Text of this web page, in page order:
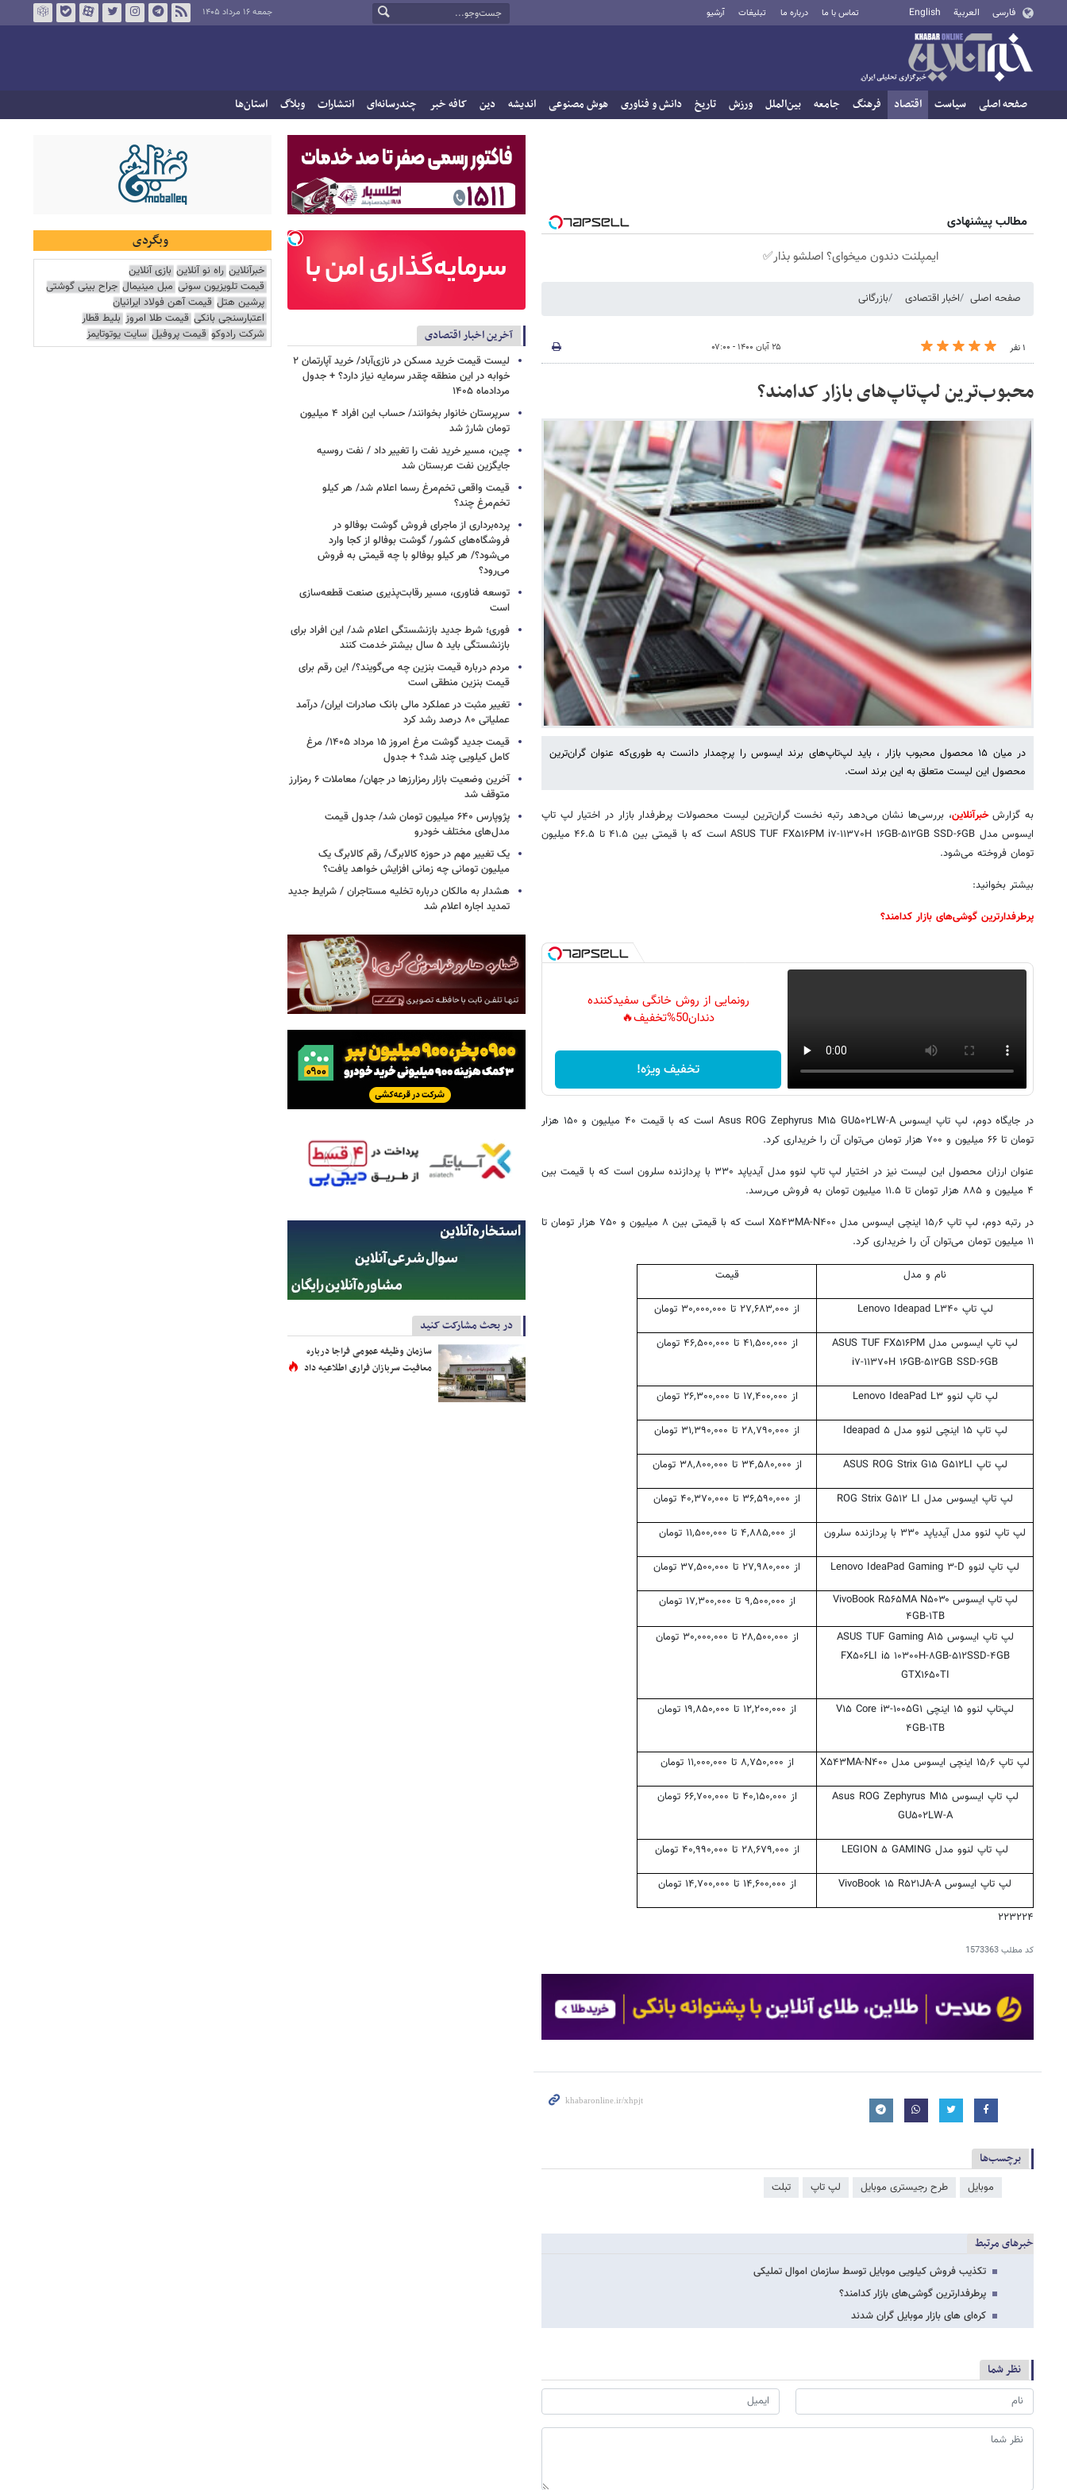
فارسی العربية English تماس با ما درباره ما تبلیغات آرشیو جمعه ۱۶ مرداد ۱۴۰۵
صفحه اصلی سیاست اقتصاد فرهنگ جامعه بین‌الملل ورزش تاریخ دانش و فناوری هوش مصنوعی اندیشه دین کافه خبر چندرسانه‌ای انتشارات وبلاگ استان‌ها
مطالب پیشنهادی
ایمپلنت دندون میخوای؟ اصلشو بذار✅
صفحه اصلی اخبار اقتصادی بازرگانی
۱ نفر ۲۵ آبان ۱۴۰۰ - ۰۷:۰۰
محبوب‌ترین لپ‌تاپ‌های بازار کدامند؟
در میان ۱۵ محصول محبوب بازار ، باید لپ‌تاپ‌های برند ایسوس را پرچمدار دانست به طوری‌که عنوان گران‌ترین
محصول این لیست متعلق به این برند است.
به گزارشخبرآنلاین، بررسی‌ها نشان می‌دهد رتبه نخست گران‌ترین لیست محصولات پرطرفدار بازار در اختیار لپ تاپ
ایسوس مدل ASUS TUF FX۵۱۶PM i۷-۱۱۳۷۰H ۱۶GB-۵۱۲GB SSD-۶GB است که با قیمتی بین ۴۱.۵ تا ۴۶.۵ میلیون
تومان فروخته می‌شود.
بیشتر بخوانید:
پرطرفدارترین گوشی‌های بازار کدامند؟
رونمایی از روش خانگی سفیدکننده
دندان50%تخفیف🔥
تخفیف ویژه!
در جایگاه دوم، لپ تاپ ایسوس Asus ROG Zephyrus M۱۵ GU۵۰۲LW-A است که با قیمت ۴۰ میلیون و ۱۵۰ هزار
تومان تا ۶۶ میلیون و ۷۰۰ هزار تومان می‌توان آن را خریداری کرد.
عنوان ارزان محصول این لیست نیز در اختیار لپ تاپ لنوو مدل آیدیاپد ۳۳۰ با پردازنده سلرون است که با قیمت بین
۴ میلیون و ۸۸۵ هزار تومان تا ۱۱.۵ میلیون تومان به فروش می‌رسد.
در رتبه دوم، لپ تاپ ۱۵٫۶ اینچی ایسوس مدل X۵۴۳MA-N۴۰۰ است که با قیمتی بین ۸ میلیون و ۷۵۰ هزار تومان تا
۱۱ میلیون تومان می‌توان آن را خریداری کرد.
نام و مدل قیمت
لپ تاپ Lenovo Ideapad L۳۴۰ از ۲۷,۶۸۳,۰۰۰ تا ۳۰,۰۰۰,۰۰۰ تومان
لپ تاپ ایسوس مدل ASUS TUF FX۵۱۶PM
i۷-۱۱۳۷۰H ۱۶GB-۵۱۲GB SSD-۶GB
از ۴۱,۵۰۰,۰۰۰ تا ۴۶,۵۰۰,۰۰۰ تومان
لپ تاپ لنوو Lenovo IdeaPad L۳ از ۱۷,۴۰۰,۰۰۰ تا ۲۶,۳۰۰,۰۰۰ تومان
لپ تاپ ۱۵ اینچی لنوو مدل Ideapad ۵ از ۲۸,۷۹۰,۰۰۰ تا ۳۱,۳۹۰,۰۰۰ تومان
لپ تاپ ASUS ROG Strix G۱۵ G۵۱۲LI از ۳۴,۵۸۰,۰۰۰ تا ۳۸,۸۰۰,۰۰۰ تومان
لپ تاپ ایسوس مدل ROG Strix G۵۱۲ LI از ۳۶,۵۹۰,۰۰۰ تا ۴۰,۳۷۰,۰۰۰ تومان
لپ تاپ لنوو مدل آیدیاپد ۳۳۰ با پردازنده سلرون از ۴,۸۸۵,۰۰۰ تا ۱۱,۵۰۰,۰۰۰ تومان
لپ تاپ لنوو Lenovo IdeaPad Gaming ۳-D از ۲۷,۹۸۰,۰۰۰ تا ۳۷,۵۰۰,۰۰۰ تومان
لپ تاپ ایسوس VivoBook R۵۶۵MA N۵۰۳۰
۴GB-۱TB
از ۹,۵۰۰,۰۰۰ تا ۱۷,۳۰۰,۰۰۰ تومان
لپ تاپ ایسوس ASUS TUF Gaming A۱۵
FX۵۰۶LI i۵ ۱۰۳۰۰H-۸GB-۵۱۲SSD-۴GB
GTX۱۶۵۰TI
از ۲۸,۵۰۰,۰۰۰ تا ۳۰,۰۰۰,۰۰۰ تومان
لپ‌تاپ لنوو ۱۵ اینچی V۱۵ Core i۳-۱۰۰۵G۱
۴GB-۱TB
از ۱۲,۲۰۰,۰۰۰ تا ۱۹,۸۵۰,۰۰۰ تومان
لپ تاپ ۱۵٫۶ اینچی ایسوس مدل X۵۴۳MA-N۴۰۰ از ۸,۷۵۰,۰۰۰ تا ۱۱,۰۰۰,۰۰۰ تومان
لپ تاپ ایسوس Asus ROG Zephyrus M۱۵
GU۵۰۲LW-A
از ۴۰,۱۵۰,۰۰۰ تا ۶۶,۷۰۰,۰۰۰ تومان
لپ تاپ لنوو مدل LEGION ۵ GAMING از ۲۸,۶۷۹,۰۰۰ تا ۴۰,۹۹۰,۰۰۰ تومان
لپ تاپ ایسوس VivoBook ۱۵ R۵۲۱JA-A از ۱۴,۶۰۰,۰۰۰ تا ۱۴,۷۰۰,۰۰۰ تومان
۲۲۳۲۲۴
کد مطلب1573363
برچسب‌ها
موبایل طرح رجیستری موبایل لپ تاپ تبلت
خبرهای مرتبط
تکذیب فروش کیلویی موبایل توسط سازمان اموال تملیکی
پرطرفدارترین گوشی‌های بازار کدامند؟
کره‌ای های بازار موبایل گران شدند
نظر شما
آخرین اخبار اقتصادی
لیست قیمت خرید مسکن در نازی‌آباد/ خرید آپارتمان ۲
خوابه در این منطقه چقدر سرمایه نیاز دارد؟ + جدول
مردادماه ۱۴۰۵
سرپرستان خانوار بخوانند/ حساب این افراد ۴ میلیون
تومان شارژ شد
چین، مسیر خرید نفت را تغییر داد / نفت روسیه
جایگزین نفت عربستان شد
قیمت واقعی تخم‌مرغ رسما اعلام شد/ هر کیلو
تخم‌مرغ چند؟
پرده‌برداری از ماجرای فروش گوشت بوفالو در
فروشگاه‌های کشور/ گوشت بوفالو از کجا وارد
می‌شود؟/ هر کیلو بوفالو با چه قیمتی به فروش
می‌رود؟
توسعه فناوری، مسیر رقابت‌پذیری صنعت قطعه‌سازی
است
فوری؛ شرط جدید بازنشستگی اعلام شد/ این افراد برای
بازنشستگی باید ۵ سال بیشتر خدمت کنند
مردم درباره قیمت بنزین چه می‌گویند؟/ این رقم برای
قیمت بنزین منطقی است
تغییر مثبت در عملکرد مالی بانک صادرات ایران/ درآمد
عملیاتی ۸۰ درصد رشد کرد
قیمت جدید گوشت مرغ امروز ۱۵ مرداد ۱۴۰۵/ مرغ
کامل کیلویی چند شد؟ + جدول
آخرین وضعیت بازار رمزارزها در جهان/ معاملات ۶ رمزارز
متوقف شد
پژوپارس ۶۴۰ میلیون تومان شد/ جدول قیمت
مدل‌های مختلف خودرو
یک تغییر مهم در حوزه کالابرگ/ رقم کالابرگ یک
میلیون تومانی چه زمانی افزایش خواهد یافت؟
هشدار به مالکان درباره تخلیه مستاجران / شرایط جدید
تمدید اجاره اعلام شد
در بحث مشارکت کنید
سازمان وظیفه عمومی فراجا درباره
معافیت سربازان فراری اطلاعیه داد
وبگردی
خبرآنلاین راه نو آنلاین بازی آنلاین
قیمت تلویزیون سونی مبل مینیمال جراح بینی گوشتی
پرشین هتل قیمت آهن فولاد ایرانیان
اعتبارسنجی بانکی قیمت طلا امروز بلیط قطار
شرکت رادوکو قیمت پروفیل سایت یوتوتایمز